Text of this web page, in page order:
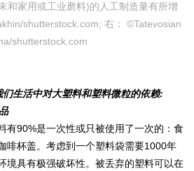
和家用或工业磨料)的人工制造量有所增
shutterstock.com; 右： ©Tatevosian
shutterstock.com
们生活中对大塑料和塑料微粒的依赖:
有90%是一次性或只被使用了一次的：食
啡杯盖。考虑到一个塑料袋需要1000年
境具有极强破坏性。被丢弃的塑料可以在